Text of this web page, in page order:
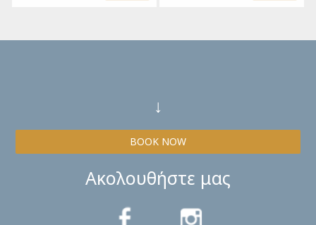
↓
BOOK NOW
Ακολουθήστε μας